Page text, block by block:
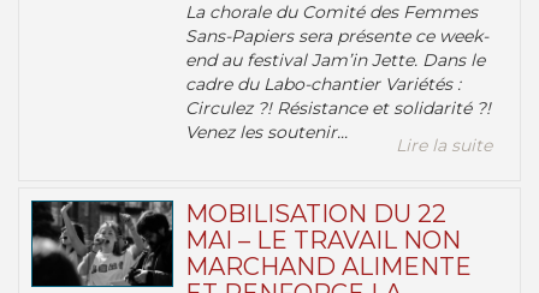
La chorale du Comité des Femmes
Sans-Papiers sera présente ce week-
end au festival Jam’in Jette. Dans le
cadre du Labo-chantier Variétés :
Circulez ?! Résistance et solidarité ?!
Venez les soutenir...
Lire la suite
MOBILISATION DU 22
MAI – LE TRAVAIL NON
MARCHAND ALIMENTE